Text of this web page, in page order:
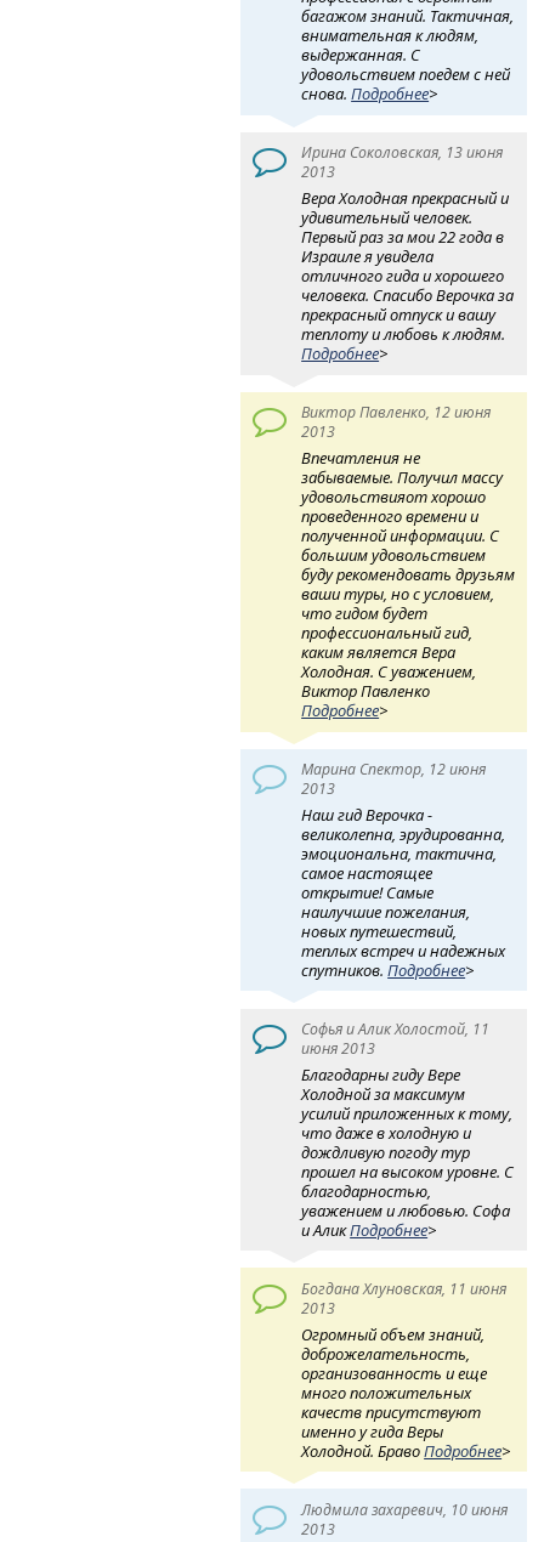
багажом знаний. Тактичная,
внимательная к людям,
выдержанная. С
удовольствием поедем с ней
снова.Подробнее>
Ирина Соколовская, 13 июня
2013
Вера Холодная прекрасный и
удивительный человек.
Первый раз за мои 22 года в
Израиле я увидела
отличного гида и хорошего
человека. Спасибо Верочка за
прекрасный отпуск и вашу
теплоту и любовь к людям.
Подробнее>
Виктор Павленко, 12 июня
2013
Впечатления не
забываемые. Получил массу
удовольствияот хорошо
проведенного времени и
полученной информации. С
большим удовольствием
буду рекомендовать друзьям
ваши туры, но с условием,
что гидом будет
профессиональный гид,
каким является Вера
Холодная. С уважением,
Виктор Павленко
Подробнее>
Марина Спектор, 12 июня
2013
Наш гид Верочка -
великолепна, эрудированна,
эмоциональна, тактична,
самое настоящее
открытие! Самые
наилучшие пожелания,
новых путешествий,
теплых встреч и надежных
спутников.Подробнее>
Софья и Алик Холостой, 11
июня 2013
Благодарны гиду Вере
Холодной за максимум
усилий приложенных к тому,
что даже в холодную и
дождливую погоду тур
прошел на высоком уровне. С
благодарностью,
уважением и любовью. Софа
и АликПодробнее>
Богдана Хлуновская, 11 июня
2013
Огромный объем знаний,
доброжелательность,
организованность и еще
много положительных
качеств присутствуют
именно у гида Веры
Холодной. БравоПодробнее>
Людмила захаревич, 10 июня
2013